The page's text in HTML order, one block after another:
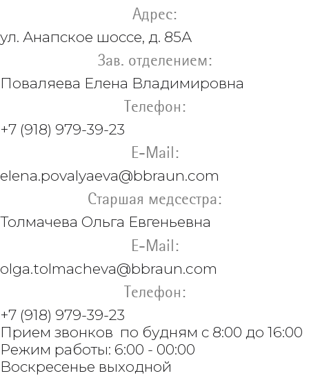
Адрес:
ул. Анапское шоссе, д. 85А
Зав. отделением:
Поваляева Елена Владимировна
Телефон:
+7 (918) 979-39-23
E-Mail:
elena.povalyaeva@bbraun.com
Старшая медсестра:
Толмачева Ольга Евгеньевна
E-Mail:
olga.tolmacheva@bbraun.com
Телефон:
+7 (918) 979-39-23
Прием звонков по будням с 8:00 до 16:00
Режим работы: 6:00 - 00:00
Воскресенье выходной